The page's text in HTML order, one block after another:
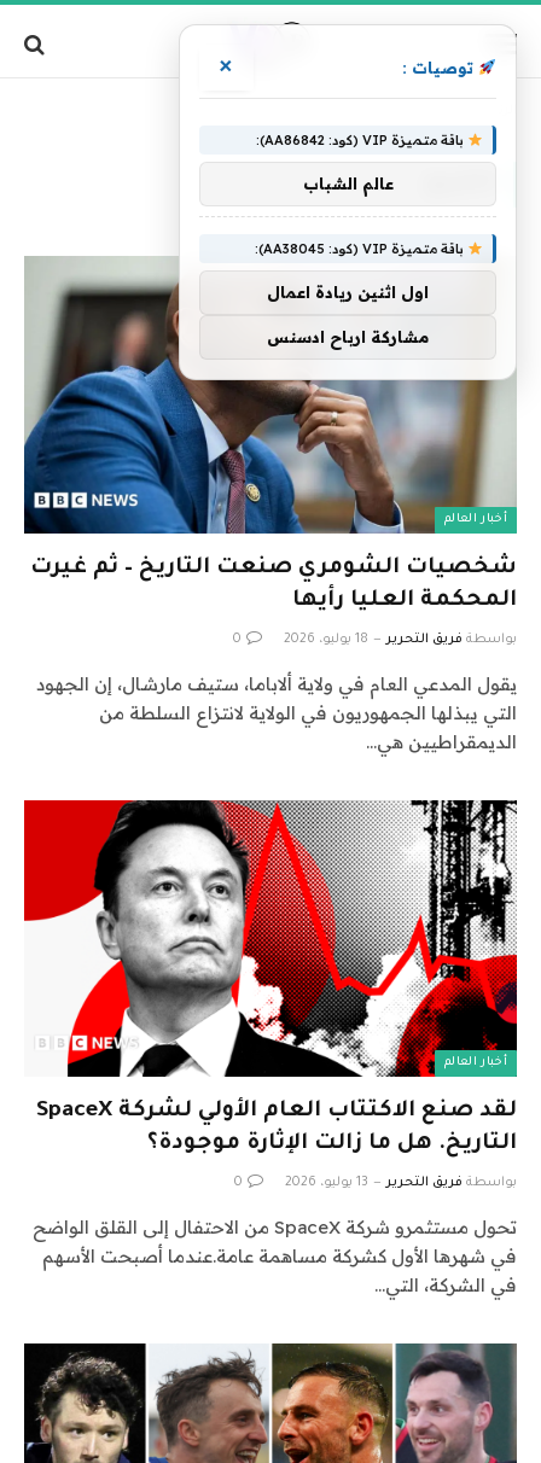
أخبار العالم
شخصيات الشومري صنعت التاريخ – ثم غيرت
المحكمة العليا رأيها
بواسطة فريق التحرير 18 يوليو، 2026 0
يقول المدعي العام في ولاية ألاباما، ستيف مارشال، إن الجهود
التي يبذلها الجمهوريون في الولاية لانتزاع السلطة من
الديمقراطيين هي…
أخبار العالم
لقد صنع الاكتتاب العام الأولي لشركة SpaceX
التاريخ. هل ما زالت الإثارة موجودة؟
بواسطة فريق التحرير 13 يوليو، 2026 0
تحول مستثمرو شركة SpaceX من الاحتفال إلى القلق الواضح
في شهرها الأول كشركة مساهمة عامة.عندما أصبحت الأسهم
في الشركة، التي…
توصيات : ×
باقة متميزة VIP (كود: AA86842):
عالم الشباب
باقة متميزة VIP (كود: AA38045):
اول اثنين ريادة اعمال
مشاركة ارباح ادسنس